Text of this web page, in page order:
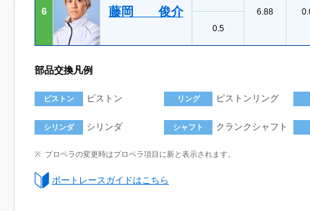
6 藤岡 俊介
6.88
0.5
部品交換凡例
ピストン ピストン リング ピストンリング
シリンダ シリンダ シャフト クランクシャフト
プロペラの変更時はプロペラ項目に新と表示されます。
ボートレースガイドはこちら